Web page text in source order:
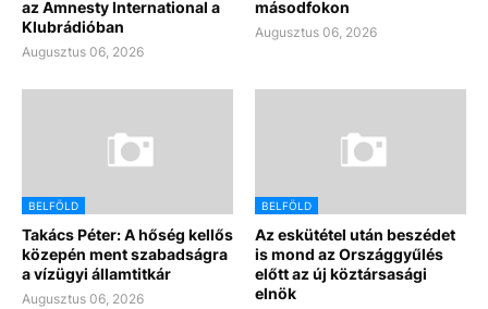
az Amnesty International a
Klubrádióban
Augusztus 06, 2026
másodfokon
Augusztus 06, 2026
BELFÖLD
Takács Péter: A hőség kellős
közepén ment szabadságra
a vízügyi államtitkár
Augusztus 06, 2026
BELFÖLD
Az eskütétel után beszédet
is mond az Országgyűlés
előtt az új köztársasági
elnök